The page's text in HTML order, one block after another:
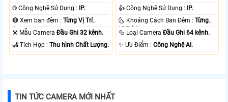
®️ Công Nghệ Sử Dụng : IP.
🔴 Xem ban đêm :Từng Vị Trí
Camera .
⚒ Mẫu CameraĐầu Ghi 32 kênh.
️🛃 Tích Hợp :Thu hình Chất Lượng.
👍 Công Nghệ Sử Dụng : IP.
🌜 Khoảng Cách Ban Đêm :Từng
Vị Trí Camera .
🔩 Loại CameraĐầu Ghi 64 kênh.
️✨ Ưu Điểm :Công Nghệ AI.
TIN TỨC CAMERA MỚI NHẤT